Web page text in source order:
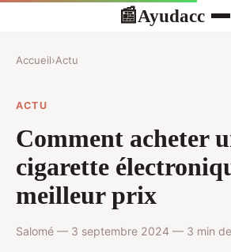
📰Ayudacc
Accueil›Actu
ACTU
Comment acheter
cigarette
meilleur prix
Salomé — 3 septembre 2024 — 3 min